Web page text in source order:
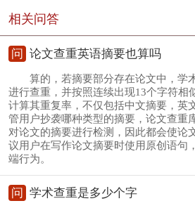
相关问答
问 论文查重英语摘要也算吗
算的，若摘要部分存在论文中，学
进行查重，并按照连续出现13个字符相
计算其重复率，不仅包括中文摘要，英
管用户抄袭哪种类型的摘要，论文查重
对论文的摘要进行检测，因此都会使论
议用户在写作论文摘要时使用原创语句
端行为。
问 学术查重是多少个字